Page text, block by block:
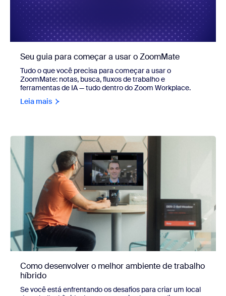
Seu guia para começar a usar o ZoomMate
Tudo o que você precisa para começar a usar o
ZoomMate: notas, busca, fluxos de trabalho e
ferramentas de IA — tudo dentro do Zoom Workplace.
Leia mais
Como desenvolver o melhor ambiente de trabalho
híbrido
Se você está enfrentando os desafios para criar um local